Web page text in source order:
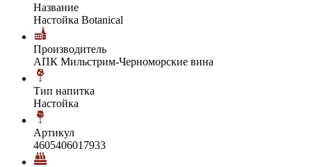
Название
Настойка Botanical
Производитель
АПК Мильстрим-Черноморские вина
Тип напитка
Настойка
Артикул
4605406017933